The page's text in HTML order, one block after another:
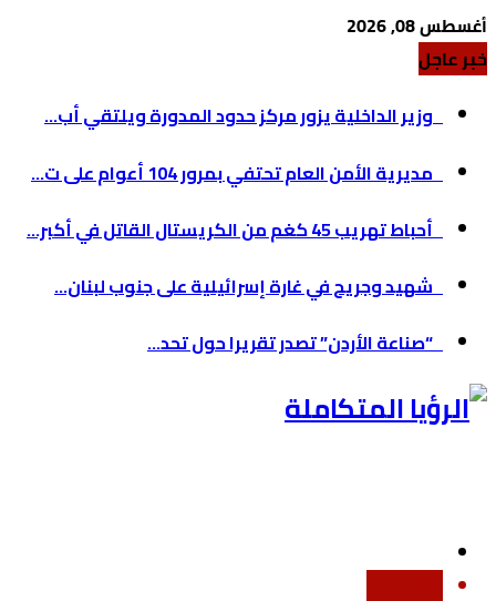
أغسطس 08, 2026
خبر عاجل
وزير الداخلية يزور مركز حدود المدورة ويلتقي أب...
مديرية الأمن العام تحتفي بمرور 104 أعوام على ت...
أحباط تهريب 45 كغم من الكريستال القاتل في أكبر...
شهيد وجريح في غارة إسرائيلية على جنوب لبنان...
“صناعة الأردن” تصدر تقريرا حول تحد...